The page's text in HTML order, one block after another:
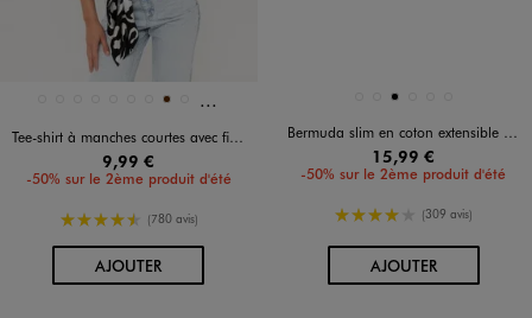
Disponible en 18 coloris
BLEU STANDARD
JAUNE STANDARD
KAKI STANDARD
MARRON
Tee-shirt à manches courtes avec finitions scintillantes femme
9,99 €
-50% sur le 2ème produit d'été
4.5/5 de moyenne
(780 avis)
AJOUTERAU PANIER
Disponible en 6 coloris
BLANC VIFBLEU FONCE
NOIR
Bermuda slim en coton extensible femme
15,99 €
-50% sur le 2ème produit d'été
4/5 de moyenne
(309 avis)
AJOUTERAU PANIER